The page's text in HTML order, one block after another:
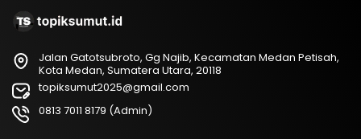
Jalan Gatotsubroto, Gg Najib, Kecamatan Medan Petisah,
Kota Medan, Sumatera Utara, 20118
topiksumut2025@gmail.com
0813 7011 8179 (Admin)